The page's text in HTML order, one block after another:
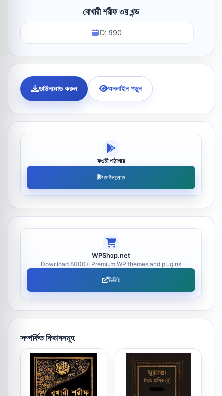
বোখারী শরীফ ৩য় খন্ড
ID: 990
ডাউনলোড করুন অনলাইন পড়ুন
কওমী পাঠাগার
ডাউনলোড
WPShop.net
Download 8000+ Premium WP themes and plugins
ভিজিট
সম্পর্কিত কিতাবসমূহ